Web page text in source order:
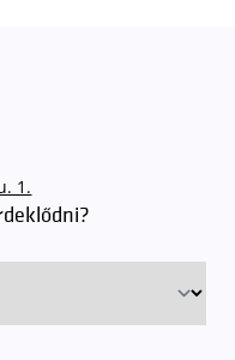
érdemes kalkulálni. Ezt
induljanak
és
nyitja.
egy aznapi fizetős
.
1.